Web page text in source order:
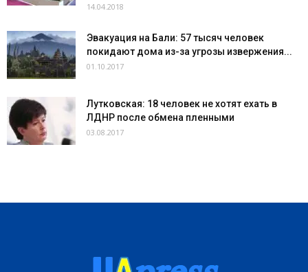
14.04.2018
Эвакуация на Бали: 57 тысяч человек
покидают дома из-за угрозы извержения...
01.10.2017
Лутковская: 18 человек не хотят ехать в
ЛДНР после обмена пленными
03.08.2017